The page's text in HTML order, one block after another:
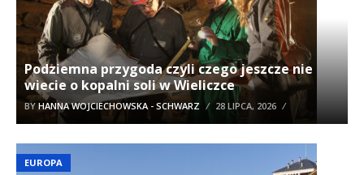
Podziemna przygoda czyli czego jeszcze nie
wiecie o kopalni soli w Wieliczce
BY HANNA WOJCIECHOWSKA - SCHWARZ 28 LIPCA, 2026
EUROPA